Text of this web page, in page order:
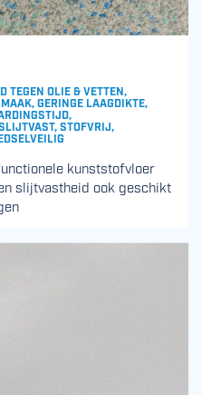
TEGEN OLIE & VETTEN,
GERINGE LAAGDIKTE,
STOFVRIJ,
kunststofvloer
slijtvastheid ook geschikt